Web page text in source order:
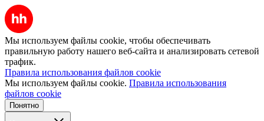
Мы используем файлы cookie, чтобы обеспечивать
правильную работу нашего веб-сайта и анализировать сетевой
трафик.
Правила использования файлов cookie
Мы используем файлы cookie. Правила использования
файлов cookie
Понятно